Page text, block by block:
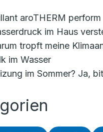
aroTHERM perform
im Haus
tropft meine
im Wasser
im Sommer? Ja,